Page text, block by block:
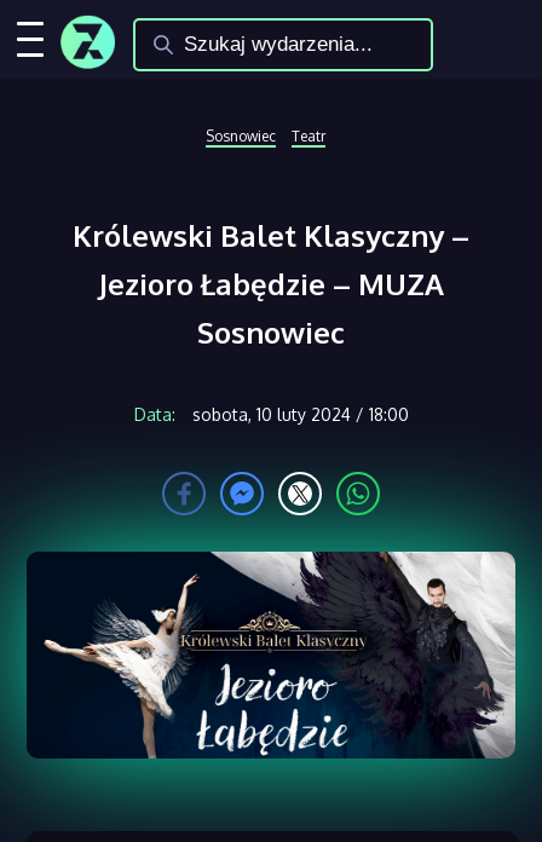
Sosnowiec Teatr
Królewski Balet Klasyczny –
Jezioro Łabędzie – MUZA
Sosnowiec
Data: sobota, 10 luty 2024 / 18:00